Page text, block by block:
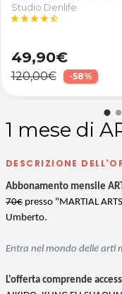
Studio Denlife
starstarstarstarstar_half
49,90€
120,00€ -58%
1 mese di
DESCRIZIONE
Abbonamento mensile
70€ presso "MARTIAL
Umberto.
Entra nel mondo delle arti
L'offerta comprende